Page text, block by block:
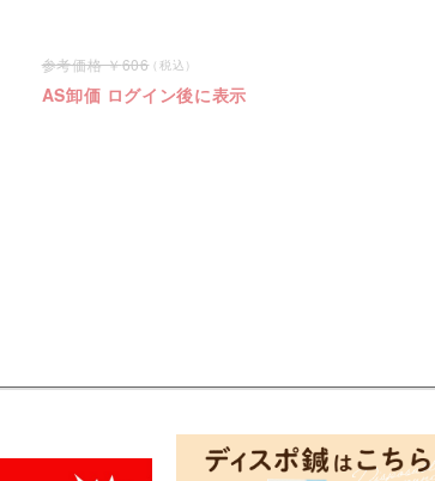
606
AS卸価 ログイン後に表示